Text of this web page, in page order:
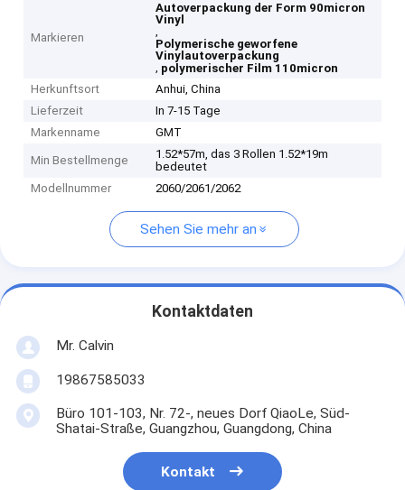
Markieren
Autoverpackung der Form 90micron
Vinyl
,
Polymerische geworfene
Vinylautoverpackung
, polymerischer Film 110micron
Herkunftsort
Anhui, China
Lieferzeit
In 7-15 Tage
Markenname
GMT
Min Bestellmenge
1.52*57m, das 3 Rollen 1.52*19m
bedeutet
Modellnummer
2060/2061/2062
Sehen Sie mehr an
Kontaktdaten
Mr. Calvin
19867585033
Büro 101-103, Nr. 72-, neues Dorf QiaoLe, Süd-
Shatai-Straße, Guangzhou, Guangdong, China
Kontakt